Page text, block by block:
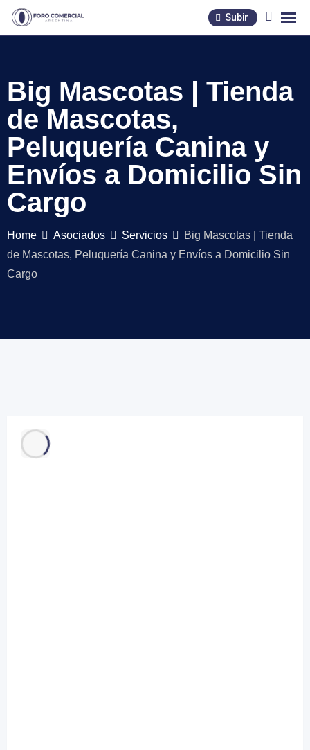
Skip
Subir
Big Mascotas | Tienda
de Mascotas,
Peluquería Canina y
Envíos a Domicilio Sin
Cargo
Home Asociados Servicios
Big Mascotas | Tienda
de Mascotas, Peluquería Canina y Envíos a Domicilio Sin
Cargo